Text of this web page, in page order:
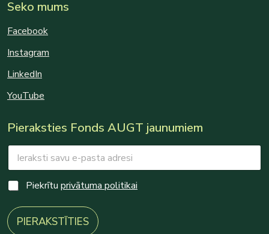
Seko mums
Facebook
Instagram
LinkedIn
YouTube
Pieraksties Fonds AUGT jaunumiem
E
a
i
l
E
a
i
C
e
c
k
Piekrītu privātuma politikai
PIERAKSTĪTIES